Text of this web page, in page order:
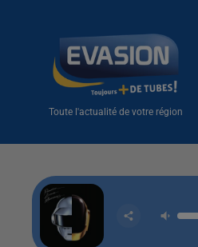
Toute l'actualité de votre région